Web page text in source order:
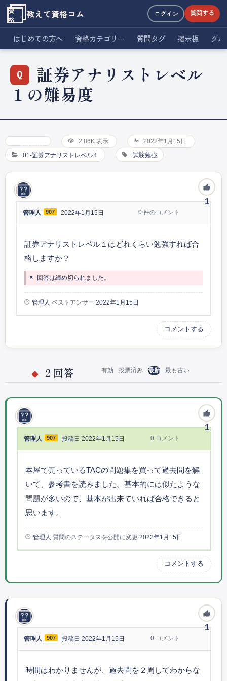
資
格
教えて資格コム ログイン 質問する
はじめての方へ 資格カテゴリー 質問タグ 掲示板 グ
証券アナリストレベル
１の難易度
2.86K 表示 2022年1月15日
01-証券アナリストレベル１ 試験勉強
1
管理人 907 2022年1月15日 0 件のコメント
証券アナリストレベル１はどれくらい勉強すれば合
格しますか？
回答は締め切られました。
管理人 ベストアンサー 2022年1月15日
コメントする
2 回答 有効 投票済み 最新 最も古い
1
管理人 907 投稿日 2022年1月15日 0 コメント
本屋で売っているTACの問題集を買って過去問を解
いて、参考書を読みました。基本的には似たような
問題が多いので、基本が出来ていれば合格できると
思います。
管理人 質問のステータスを公開に変更 2022年1月15日
コメントする
1
管理人 907 投稿日 2022年1月15日 0 コメント
時間はわかりませんが、過去問を２周してわからな